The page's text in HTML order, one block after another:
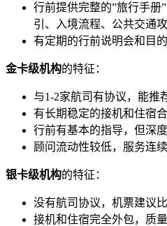
行前提供完整的”旅行手册
引、入境流程、公共交通
有定期的行前说明会和目
金卡级机构的特征：
与1-2家航司有协议，能推
有长期稳定的接机和住宿
行前有基本的指导，但深
顾问流动性较低，服务连
银卡级机构的特征：
没有航司协议，机票建议
接机和住宿完全外包，质